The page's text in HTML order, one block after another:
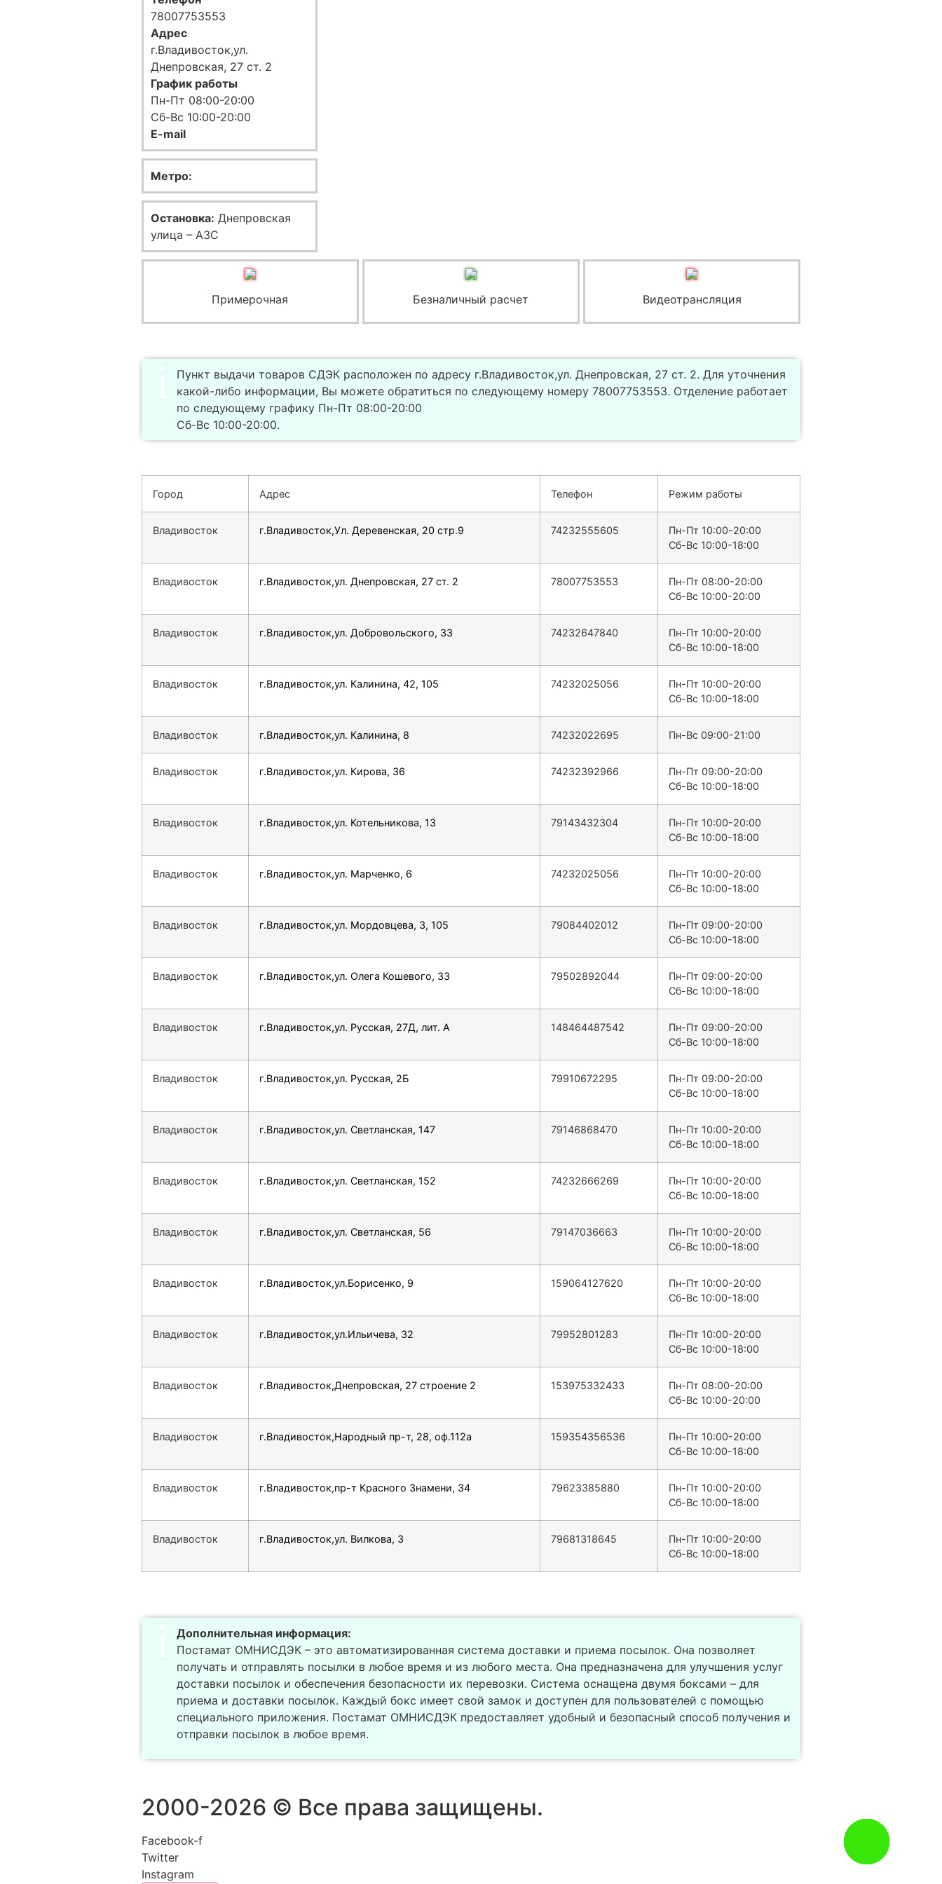
78007753553
Адрес
г.Владивосток,ул.
Днепровская, 27 ст. 2
График работы
Пн-Пт 08:00-20:00
Сб-Вс 10:00-20:00
E-mail
Метро:
Остановка: Днепровская
улица – АЗС
Примерочная Безналичный расчет Видеотрансляция
Пункт выдачи товаров СДЭК расположен по адресу г.Владивосток,ул. Днепровская, 27 ст. 2. Для уточнения
какой-либо информации, Вы можете обратиться по следующему номеру 78007753553. Отделение работает
по следующему графику Пн-Пт 08:00-20:00
Сб-Вс 10:00-20:00.
Город Адрес Телефон Режим работы
Владивосток г.Владивосток,Ул. Деревенская, 20 стр.9 74232555605
Пн-Пт 10:00-20:00
Сб-Вс 10:00-18:00
Владивосток г.Владивосток,ул. Днепровская, 27 ст. 2 78007753553
Пн-Пт 08:00-20:00
Сб-Вс 10:00-20:00
Владивосток г.Владивосток,ул. Добровольского, 33 74232647840
Пн-Пт 10:00-20:00
Сб-Вс 10:00-18:00
Владивосток г.Владивосток,ул. Калинина, 42, 105 74232025056
Пн-Пт 10:00-20:00
Сб-Вс 10:00-18:00
Владивосток г.Владивосток,ул. Калинина, 8 74232022695 Пн-Вс 09:00-21:00
Владивосток г.Владивосток,ул. Кирова, 36 74232392966
Пн-Пт 09:00-20:00
Сб-Вс 10:00-18:00
Владивосток г.Владивосток,ул. Котельникова, 13 79143432304
Пн-Пт 10:00-20:00
Сб-Вс 10:00-18:00
Владивосток г.Владивосток,ул. Марченко, 6 74232025056
Пн-Пт 10:00-20:00
Сб-Вс 10:00-18:00
Владивосток г.Владивосток,ул. Мордовцева, 3, 105 79084402012
Пн-Пт 09:00-20:00
Сб-Вс 10:00-18:00
Владивосток г.Владивосток,ул. Олега Кошевого, 33 79502892044
Пн-Пт 09:00-20:00
Сб-Вс 10:00-18:00
Владивосток г.Владивосток,ул. Русская, 27Д, лит. А 148464487542
Пн-Пт 09:00-20:00
Сб-Вс 10:00-18:00
Владивосток г.Владивосток,ул. Русская, 2Б 79910672295
Пн-Пт 09:00-20:00
Сб-Вс 10:00-18:00
Владивосток г.Владивосток,ул. Светланская, 147 79146868470
Пн-Пт 10:00-20:00
Сб-Вс 10:00-18:00
Владивосток г.Владивосток,ул. Светланская, 152 74232666269
Пн-Пт 10:00-20:00
Сб-Вс 10:00-18:00
Владивосток г.Владивосток,ул. Светланская, 56 79147036663
Пн-Пт 10:00-20:00
Сб-Вс 10:00-18:00
Владивосток г.Владивосток,ул.Борисенко, 9 159064127620
Пн-Пт 10:00-20:00
Сб-Вс 10:00-18:00
Владивосток г.Владивосток,ул.Ильичева, 32 79952801283
Пн-Пт 10:00-20:00
Сб-Вс 10:00-18:00
Владивосток г.Владивосток,Днепровская, 27 строение 2 153975332433
Пн-Пт 08:00-20:00
Сб-Вс 10:00-20:00
Владивосток г.Владивосток,Народный пр-т, 28, оф.112а 159354356536
Пн-Пт 10:00-20:00
Сб-Вс 10:00-18:00
Владивосток г.Владивосток,пр-т Красного Знамени, 34 79623385880
Пн-Пт 10:00-20:00
Сб-Вс 10:00-18:00
Владивосток г.Владивосток,ул. Вилкова, 3 79681318645
Пн-Пт 10:00-20:00
Сб-Вс 10:00-18:00
Дополнительная информация:
Постамат ОМНИСДЭК – это автоматизированная система доставки и приема посылок. Она позволяет
получать и отправлять посылки в любое время и из любого места. Она предназначена для улучшения услуг
доставки посылок и обеспечения безопасности их перевозки. Система оснащена двумя боксами – для
приема и доставки посылок. Каждый бокс имеет свой замок и доступен для пользователей с помощью
специального приложения. Постамат ОМНИСДЭК предоставляет удобный и безопасный способ получения и
отправки посылок в любое время.
2000-2026 © Все права защищены.
Facebook-f
Twitter
Instagram
Заказать